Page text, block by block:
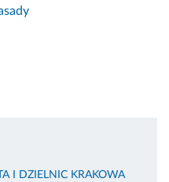
I DZIELNIC KRAKOWA